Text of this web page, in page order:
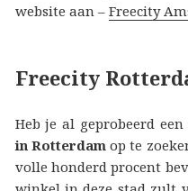
website aan – Freecity
Freecity
Heb je al geprobeerd
in Rotterdam op te
volle honderd procent